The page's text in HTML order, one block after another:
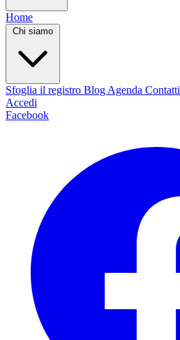
Home
Chi siamo
Sfoglia il registro Blog Agenda Contatti
Accedi
Facebook